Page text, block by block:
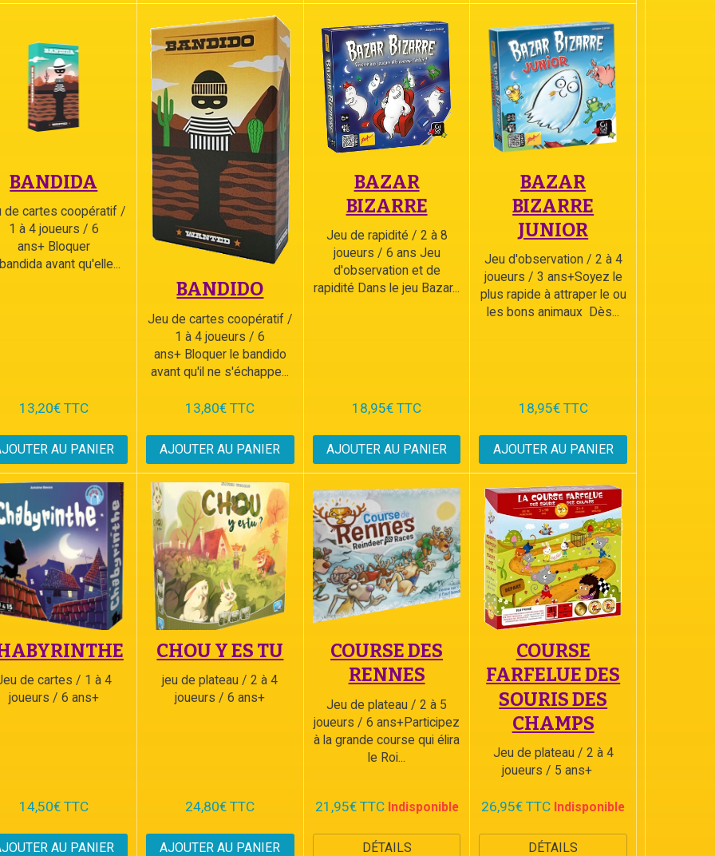
BANDIDA
de cartes coopératif /
1 à 4 joueurs / 6
ans+ Bloquer
avant qu'elle...
13,20€ TTC
AU PANIER
BANDIDO
Jeu de cartes coopératif /
1 à 4 joueurs / 6
ans+ Bloquer le bandido
avant qu'il ne s'échappe...
13,80€ TTC
AJOUTER AU PANIER
BAZAR
BIZARRE
Jeu de rapidité / 2 à 8
joueurs / 6 ans Jeu
d'observation et de
rapidité Dans le jeu Bazar...
18,95€ TTC
AJOUTER AU PANIER
BAZAR
BIZARRE
JUNIOR
Jeu d'observation / 2 à 4
joueurs / 3 ans+Soyez le
plus rapide à attraper le ou
les bons animaux Dès...
18,95€ TTC
AJOUTER AU PANIER
de cartes / 1 à 4
joueurs / 6 ans+
14,50€ TTC
AU PANIER
CHOU Y ES TU
jeu de plateau / 2 à 4
joueurs / 6 ans+
24,80€ TTC
AJOUTER AU PANIER
COURSE DES
RENNES
Jeu de plateau / 2 à 5
joueurs / 6 ans+Participez
à la grande course qui élira
le Roi...
21,95€ TTC Indisponible
DÉTAILS
COURSE
FARFELUE DES
SOURIS DES
CHAMPS
Jeu de plateau / 2 à 4
joueurs / 5 ans+
26,95€ TTC Indisponible
DÉTAILS